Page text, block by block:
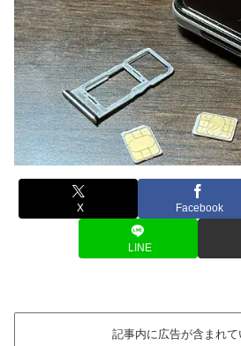
X Facebook
LINE
記事内に広告が含まれて